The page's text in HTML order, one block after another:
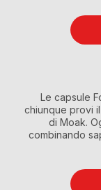
Le capsule
chiunque provi
di Moak.
combinando